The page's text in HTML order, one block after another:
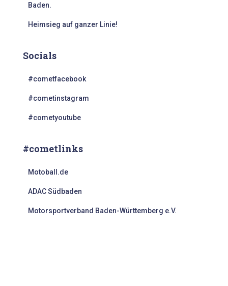
Baden.
Heimsieg auf ganzer Linie!
Socials
#cometfacebook
#cometinstagram
#cometyoutube
#cometlinks
Motoball.de
ADAC Südbaden
Motorsportverband Baden-Württemberg e.V.